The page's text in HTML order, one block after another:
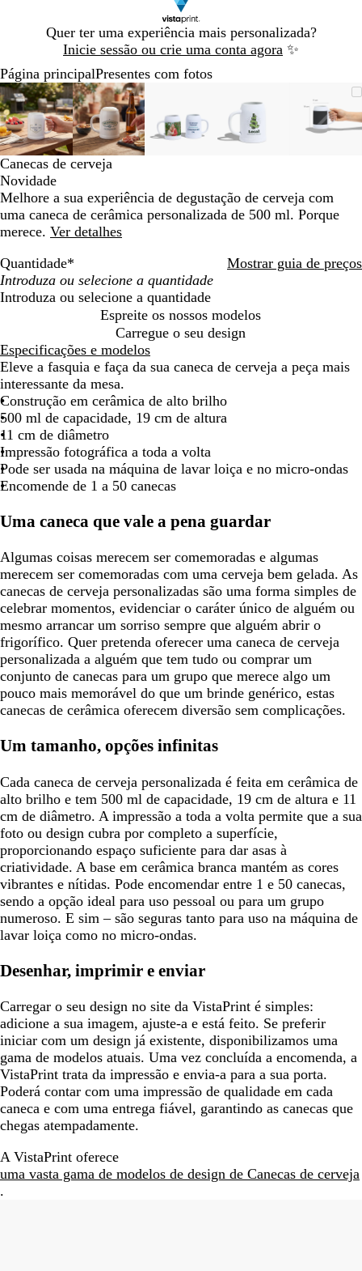
Quer ter uma experiência mais personalizada?
Inicie sessão ou crie uma conta agora ✨
Diapositivo
1
Página principalPresentes com fotos
Imagem
dimensionável
Dimensionada
para
mínimo
Clique
para
expandir
Utilize
as
teclas
de
menos
e
mais
para
fazer
zoom
e
as
teclas
para
deslocar
Imagem
dimensionável
Dimensionada
para
mínimo
Clique
para
expandir
Utilize
as
teclas
de
menos
mais
para
fazer
zoom
as
teclas
de
seta
para
deslocar
dimensionável
mínimo
expandir
teclas
de
mais
para
as
teclas
de
seta
deslocar
dimensionável
para
mínimo
para
expandir
as
teclas
de
mais
para
e
de
deslocar
para
para
as
teclas
mais
para
fazer
e
Diapositivo
1
de
5
Canecas de cerveja
Novidade
Melhore a sua experiência de degustação de cerveja com
uma caneca de cerâmica personalizada de 500 ml. Porque
merece. Ver detalhes
Quantidade* Mostrar guia de preços
Introduza ou selecione a quantidade
Espreite os nossos modelos
Carregue o seu design
Especificações e modelos
Eleve a fasquia e faça da sua caneca de cerveja a peça mais
interessante da mesa.
Construção em cerâmica de alto brilho
500 ml de capacidade, 19 cm de altura
11 cm de diâmetro
Impressão fotográfica a toda a volta
Pode ser usada na máquina de lavar loiça e no micro-ondas
Encomende de 1 a 50 canecas
Uma caneca que vale a pena guardar
Algumas coisas merecem ser comemoradas e algumas
merecem ser comemoradas com uma cerveja bem gelada. As
canecas de cerveja personalizadas são uma forma simples de
celebrar momentos, evidenciar o caráter único de alguém ou
mesmo arrancar um sorriso sempre que alguém abrir o
frigorífico. Quer pretenda oferecer uma caneca de cerveja
personalizada a alguém que tem tudo ou comprar um
conjunto de canecas para um grupo que merece algo um
pouco mais memorável do que um brinde genérico, estas
canecas de cerâmica oferecem diversão sem complicações.
Um tamanho, opções infinitas
Cada caneca de cerveja personalizada é feita em cerâmica de
alto brilho e tem 500 ml de capacidade, 19 cm de altura e 11
cm de diâmetro. A impressão a toda a volta permite que a sua
foto ou design cubra por completo a superfície,
proporcionando espaço suficiente para dar asas à
criatividade. A base em cerâmica branca mantém as cores
vibrantes e nítidas. Pode encomendar entre 1 e 50 canecas,
sendo a opção ideal para uso pessoal ou para um grupo
numeroso. E sim – são seguras tanto para uso na máquina de
lavar loiça como no micro-ondas.
Desenhar, imprimir e enviar
Carregar o seu design no site da VistaPrint é simples:
adicione a sua imagem, ajuste-a e está feito. Se preferir
iniciar com um design já existente, disponibilizamos uma
gama de modelos atuais. Uma vez concluída a encomenda, a
VistaPrint trata da impressão e envia-a para a sua porta.
Poderá contar com uma impressão de qualidade em cada
caneca e com uma entrega fiável, garantindo as canecas que
chegas atempadamente.
A VistaPrint oferece
uma vasta gama de modelos de design de Canecas de cerveja
.